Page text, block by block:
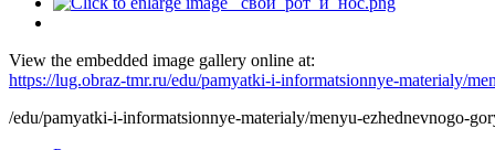
View the embedded image gallery online at:
https://lug.obraz-tmr.ru/edu/pamyatki-i-informatsionnye-materialy/
/edu/pamyatki-i-informatsionnye-materialy/menyu-ezhednevnogo-